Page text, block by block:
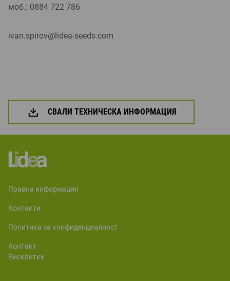
моб.: 0884 722 786
ivan.spirov@lidea-seeds.com
СВАЛИ ТЕХНИЧЕСКА ИНФОРМАЦИЯ
правна информация
контакти
политика за конфиденциалност
контакт
бисквитки